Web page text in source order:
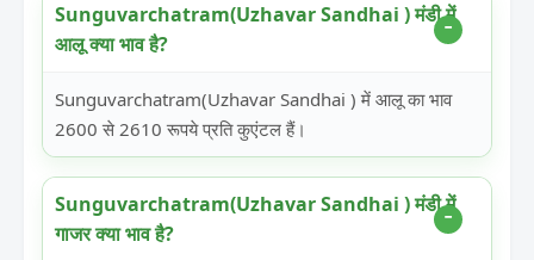
Sunguvarchatram(Uzhavar Sandhai ) मंडी में
आलू क्या भाव है?
Sunguvarchatram(Uzhavar Sandhai ) में आलू का भाव
2600 से 2610 रूपये प्रति कुएंटल हैं।
Sunguvarchatram(Uzhavar Sandhai ) मंडी में
गाजर क्या भाव है?